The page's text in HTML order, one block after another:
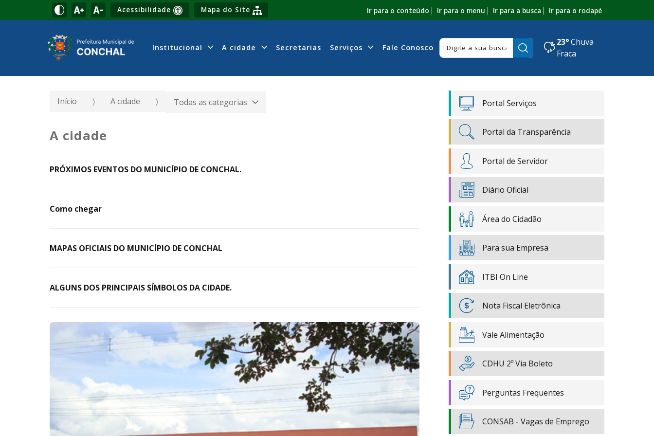
Acessibilidade Mapa do Site Ir para o conteúdo Ir para o menu Ir para a busca Ir para o rodapé
Institucional A cidade Secretarias Serviços Fale Conosco Pesquisar:
23°Chuva
Fraca
Início A cidade Todas as categorias
A cidade
PRÓXIMOS EVENTOS DO MUNICÍPIO DE CONCHAL.
Como chegar
MAPAS OFICIAIS DO MUNICÍPIO DE CONCHAL
ALGUNS DOS PRINCIPAIS SÍMBOLOS DA CIDADE.
Portal Serviços
Portal da Transparência
Portal de Servidor
Diário Oficial
Área do Cidadão
Para sua Empresa
ITBI On Line
Nota Fiscal Eletrônica
Vale Alimentação
CDHU 2º Via Boleto
Perguntas Frequentes
CONSAB - Vagas de Emprego